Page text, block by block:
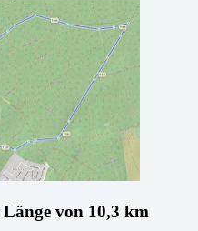
von 10,3 km